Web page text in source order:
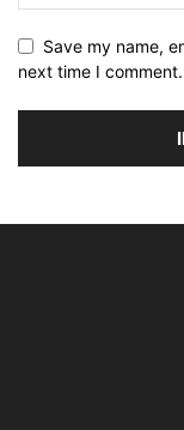
Save my name,
next time I comment.